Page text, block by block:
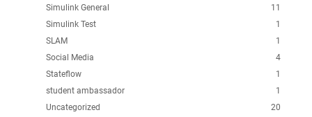
11
Simulink General
1
Simulink Test
1
SLAM
4
Social Media
1
Stateflow
1
student ambassador
20
Uncategorized